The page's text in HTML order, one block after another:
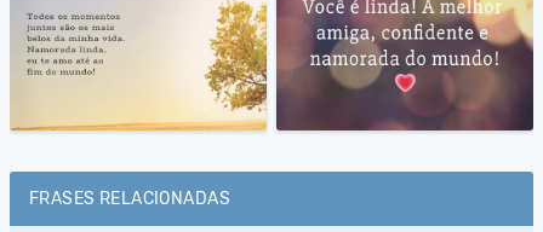
FRASES RELACIONADAS